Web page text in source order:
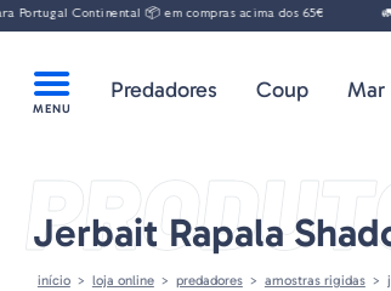
Continental 📦 em compras acima dos 65€ 🚛
Predadores Coup Mar
Jerbait Rapala
início loja online predadores amostras rigidas